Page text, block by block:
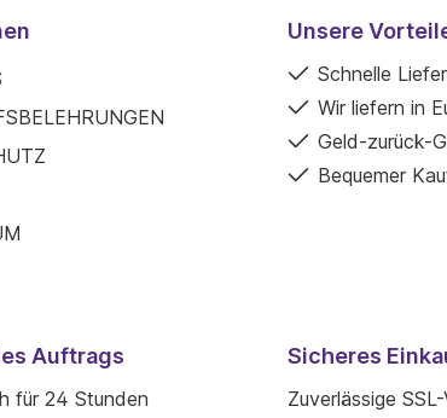
Unsere
Schnelle
Wir liefern in
Geld-zurück-
Bequemer
Auftrags
für 24 Stunden
Sicheres
Zuverlässige